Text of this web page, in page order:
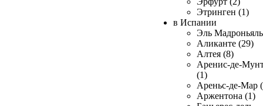
Этринген (1)
в Испании
Эль
Аликанте (29)
Алтея (8)
Аренис-де-
(1)
Ареньс-де-Мар
Аржентона (1)